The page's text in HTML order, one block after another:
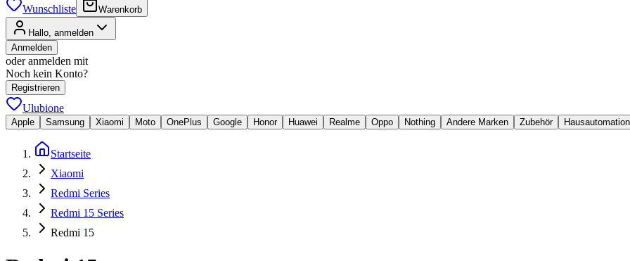
Wunschliste Warenkorb
Hallo, anmelden
Anmelden
oder anmelden mit
Noch kein Konto?
Registrieren
Ulubione
Apple Samsung Xiaomi Moto OnePlus Google Honor Huawei Realme Oppo Nothing Andere Marken Zubehör Hausautomation
Startseite
Xiaomi
Redmi Series
Redmi 15 Series
Redmi 15